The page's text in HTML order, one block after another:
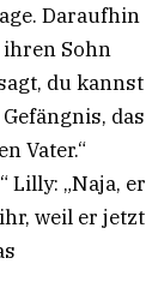
Daraufhin
Sohn
du kannst
das
Vater.“
Lilly: „Naja, er
weil er jetzt